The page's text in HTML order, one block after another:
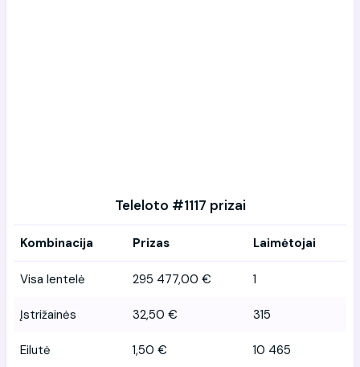
Teleloto #1117 prizai
Kombinacija Prizas Laimėtojai
Visa lentelė 295 477,00 € 1
Įstrižainės 32,50 € 315
Eilutė 1,50 € 10 465